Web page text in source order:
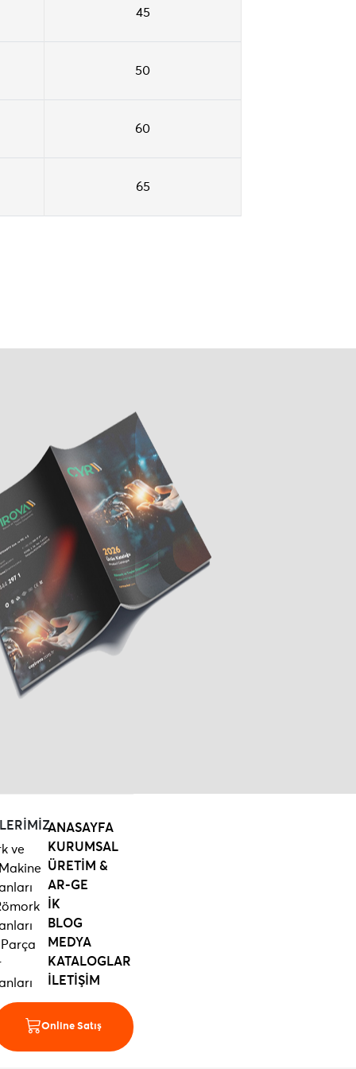
45
50
60
65
ve
ANASAYFA
KURUMSAL
ÜRETİM &
AR-GE
İK
BLOG
MEDYA
KATALOGLAR
İLETİŞİM
Online Satış